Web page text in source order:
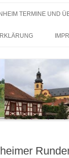
TERMINE UND